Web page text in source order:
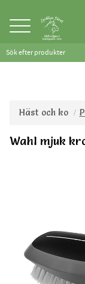
Meny
Häst och ko
Wahl mjuk